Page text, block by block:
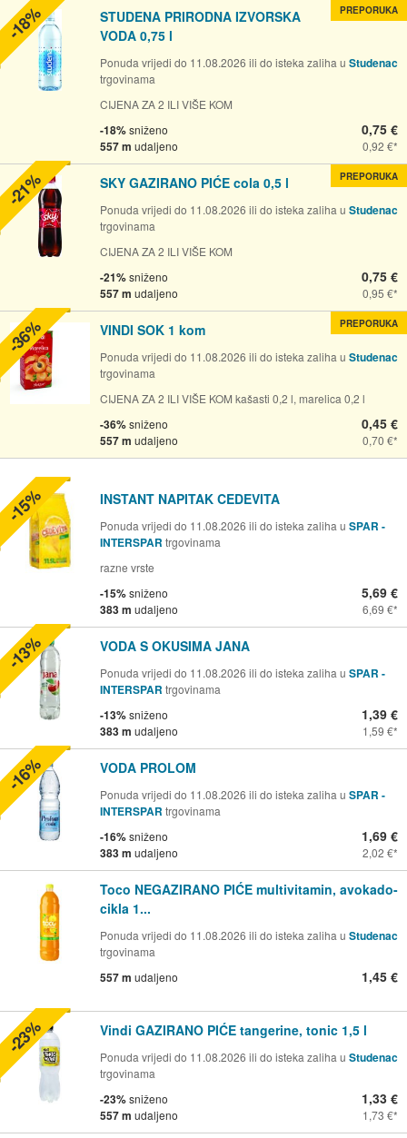
STUDENA PRIRODNA IZVORSKA
VODA 0,75 l
Ponuda vrijedi do 11.08.2026 ili do isteka zaliha u Studenac
trgovinama
CIJENA ZA 2 ILI VIŠE KOM
-18%sniženo
557 m udaljeno
0,75 €
0,92 €
PREPORUKA
-18%
SKY GAZIRANO PIĆE cola 0,5 l
Ponuda vrijedi do 11.08.2026 ili do isteka zaliha u Studenac
trgovinama
CIJENA ZA 2 ILI VIŠE KOM
-21%sniženo
557 m udaljeno
0,75 €
0,95 €
PREPORUKA
-21%
VINDI SOK 1 kom
Ponuda vrijedi do 11.08.2026 ili do isteka zaliha u Studenac
trgovinama
CIJENA ZA 2 ILI VIŠE KOM kašasti 0,2 l, marelica 0,2 l
-36%sniženo
557 m udaljeno
0,45 €
0,70 €
PREPORUKA
-36%
INSTANT NAPITAK CEDEVITA
Ponuda vrijedi do 11.08.2026 ili do isteka zaliha u SPAR -
INTERSPAR trgovinama
razne vrste
-15%sniženo
383 m udaljeno
5,69 €
6,69 €
-15%
VODA S OKUSIMA JANA
Ponuda vrijedi do 11.08.2026 ili do isteka zaliha u SPAR -
INTERSPAR trgovinama
-13%sniženo
383 m udaljeno
1,39 €
1,59 €
-13%
VODA PROLOM
Ponuda vrijedi do 11.08.2026 ili do isteka zaliha u SPAR -
INTERSPAR trgovinama
-16%sniženo
383 m udaljeno
1,69 €
2,02 €
-16%
Toco NEGAZIRANO PIĆE multivitamin, avokado-
cikla 1...
Ponuda vrijedi do 11.08.2026 ili do isteka zaliha u Studenac
trgovinama
557 m udaljeno 1,45 €
Vindi GAZIRANO PIĆE tangerine, tonic 1,5 l
Ponuda vrijedi do 11.08.2026 ili do isteka zaliha u Studenac
trgovinama
-23%sniženo
557 m udaljeno
1,33 €
1,73 €
-23%